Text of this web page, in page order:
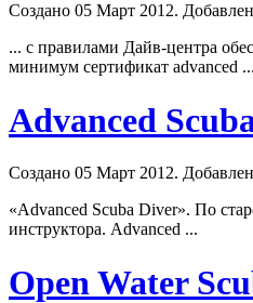
Создано 05 Март 2012.
... с правилами Дайв-центра
минимум сертификат advanced ...
Advanced
Создано 05 Март 2012.
«Advanced Scuba Diver». По
инструктора. Advanced ...
Open Water